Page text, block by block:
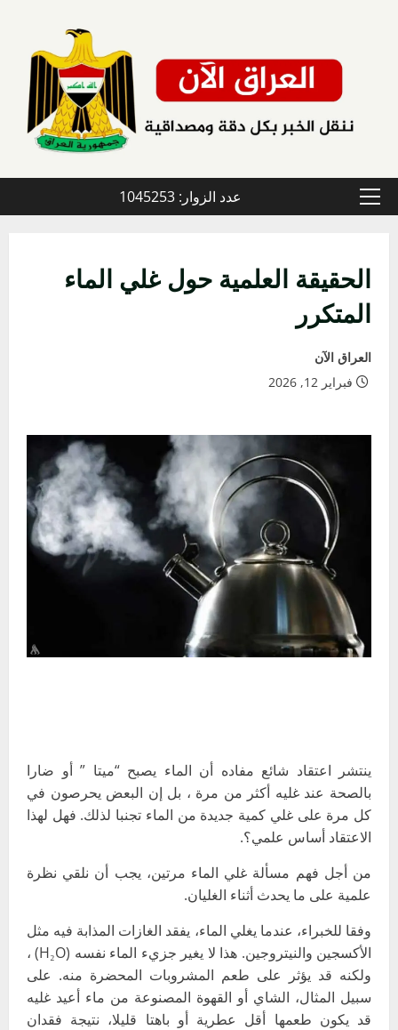
القائمة
عدد الزوار: 1045253
الحقيقة العلمية حول غلي الماء
المتكرر
العراق الآن
فبراير 12, 2026
ينتشر اعتقاد شائع مفاده أن الماء يصبح “ميتا ” أو ضارا
بالصحة عند غليه أكثر من مرة ، بل إن البعض يحرصون في
كل مرة على غلي كمية جديدة من الماء تجنبا لذلك. فهل لهذا
الاعتقاد أساس علمي؟.
من أجل فهم مسألة غلي الماء مرتين، يجب أن نلقي نظرة
علمية على ما يحدث أثناء الغليان.
وفقا للخبراء، عندما يغلي الماء، يفقد الغازات المذابة فيه مثل
الأكسجين والنيتروجين. هذا لا يغير جزيء الماء نفسه (H₂O) ،
ولكنه قد يؤثر على طعم المشروبات المحضرة منه. على
سبيل المثال، الشاي أو القهوة المصنوعة من ماء أعيد غليه
قد يكون طعمها أقل عطرية أو باهتا قليلا، نتيجة فقدان